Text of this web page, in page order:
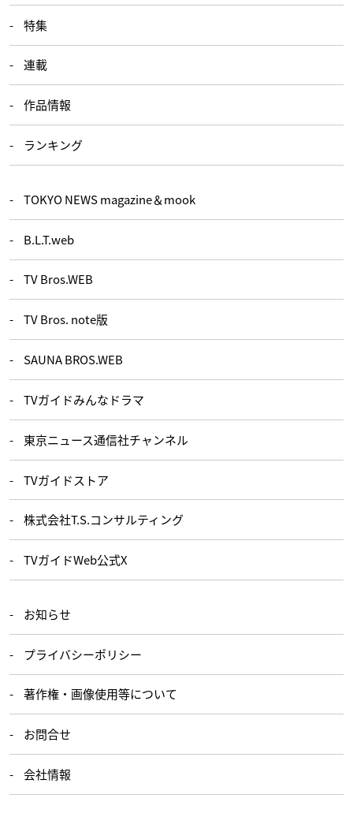
特集
連載
作品情報
ランキング
TOKYO NEWS magazine＆mook
B.L.T.web
TV Bros.WEB
TV Bros. note版
SAUNA BROS.WEB
TVガイドみんなドラマ
東京ニュース通信社チャンネル
TVガイドストア
株式会社T.S.コンサルティング
TVガイドWeb公式X
お知らせ
プライバシーポリシー
著作権・画像使用等について
お問合せ
会社情報